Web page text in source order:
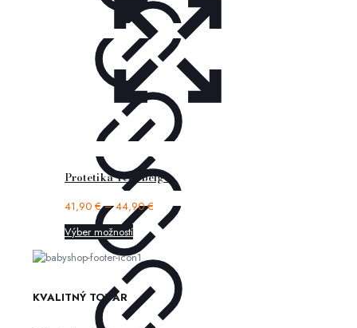
Protetika Tery beige
41,90 €–44,90€
Výber možností
KVALITNÝ TOVAR